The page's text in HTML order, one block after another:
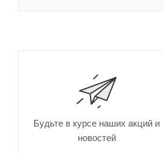
Будьте в курсе наших акций и
новостей